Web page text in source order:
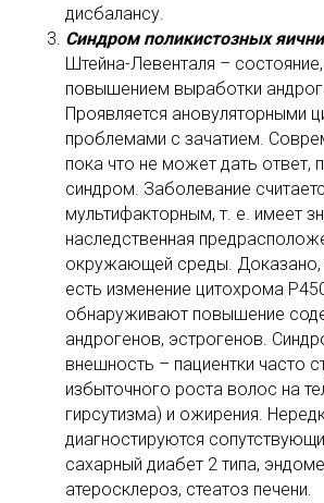
дисбалансу.
Синдром поликистозных
Штейна-Левенталя –
повышением выработки
Проявляется ановуляторными
проблемами с зачатием.
пока что не может дать ответ,
синдром. Заболевание
мультифакторным, т. е. имеет
наследственная
окружающей среды. Доказано,
есть изменение цитохрома
обнаруживают повышение
андрогенов, эстрогенов.
внешность – пациентки часто
избыточного роста волос на
гирсутизма) и ожирения.
диагностируются
сахарный диабет 2 типа,
атеросклероз, стеатоз печени.